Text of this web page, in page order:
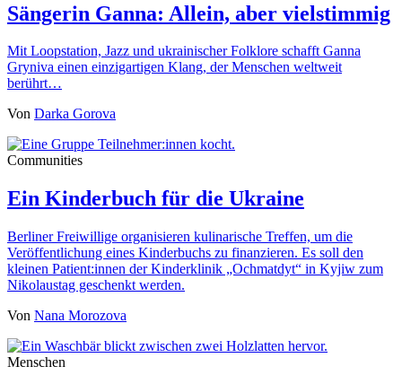
Sängerin Ganna: Allein, aber vielstimmig
Mit Loopstation, Jazz und ukrainischer Folklore schafft Ganna
Gryniva einen einzigartigen Klang, der Menschen weltweit
berührt…
Von Darka Gorova
Communities
Ein Kinderbuch für die Ukraine
Berliner Freiwillige organisieren kulinarische Treffen, um die
Veröffentlichung eines Kinderbuchs zu finanzieren. Es soll den
kleinen Patient:innen der Kinderklinik „Ochmatdyt“ in Kyjiw zum
Nikolaustag geschenkt werden.
Von Nana Morozova
Menschen